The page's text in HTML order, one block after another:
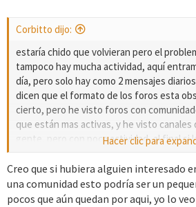
Corbitto dijo:
estaría chido que volvieran pero el
tampoco hay mucha actividad, aquí
día, pero solo hay como 2 mensajes
dicen que el formato de los foros esta
cierto, pero he visto foros con
que están mas activas, y he visto canales
gente, pero con poca actividad, al final si
cuenta de X, una pagina o grupo de
instagram o un canal de youtube (y en
existe un algoritmo que no perdona).
Hacer clic para
Creo que si hubiera alguien interesado
una comunidad esto podría ser un
pocos que aún quedan por aqui, yo lo